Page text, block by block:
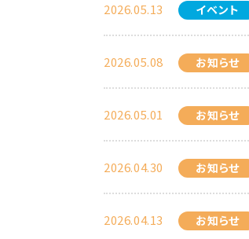
2026.05.13 イベント
2026.05.08 お知らせ
2026.05.01 お知らせ
2026.04.30 お知らせ
2026.04.13 お知らせ